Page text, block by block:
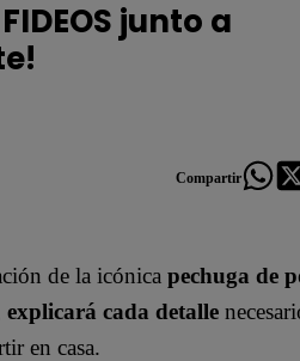
FIDEOS junto a
Compartir
de la icónica pechuga de
explicará cada detalle
en casa.